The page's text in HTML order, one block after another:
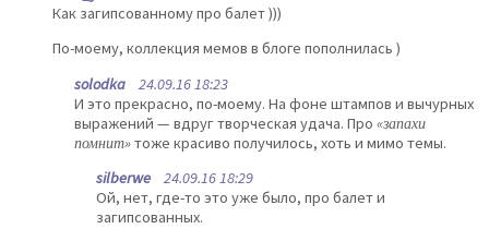
Как загипсованному про балет )))
По-моему, коллекция мемов в блоге пополнилась )
solodka 24.09.16 18:23
И это прекрасно, по-моему. На фоне штампов и вычурных
выражений — вдруг творческая удача. Про «запахи
помнит»тоже красиво получилось, хоть и мимо темы.
silberwe 24.09.16 18:29
Ой, нет, где-то это уже было, про балет и
загипсованных.